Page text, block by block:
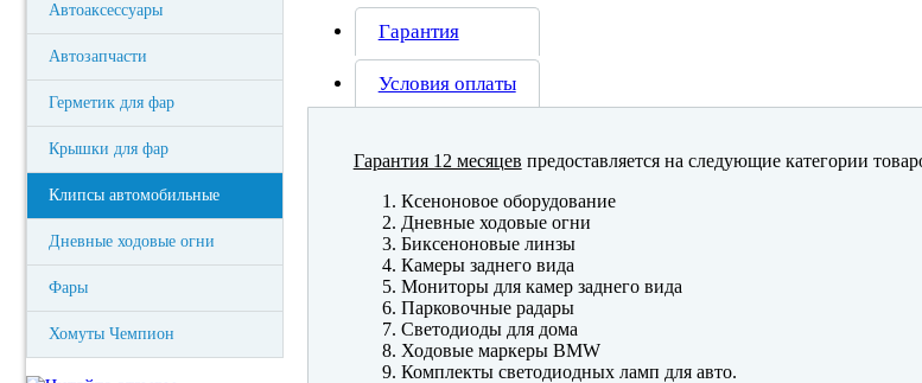
Автоаксессуары
Автозапчасти
Герметик для фар
Крышки для фар
Клипсы автомобильные
Дневные ходовые огни
Фары
Хомуты Чемпион
Гарантия
Условия оплаты
Гарантия 12 месяцев предоставляется на следующие категории
Ксеноновое оборудование
Дневные ходовые огни
Биксеноновые линзы
Камеры заднего вида
Мониторы для камер заднего вида
Парковочные радары
Светодиоды для дома
Ходовые маркеры BMW
Комплекты светодиодных ламп для авто.